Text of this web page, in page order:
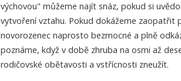
výchovou" můžeme najít snáz, pokud si
vytvoření vztahu. Pokud dokážeme
novorozenec naprosto bezmocné a plně
poznáme, když v době zhruba na osmi až
rodičovské obětavosti a vstřícnosti zneužít.